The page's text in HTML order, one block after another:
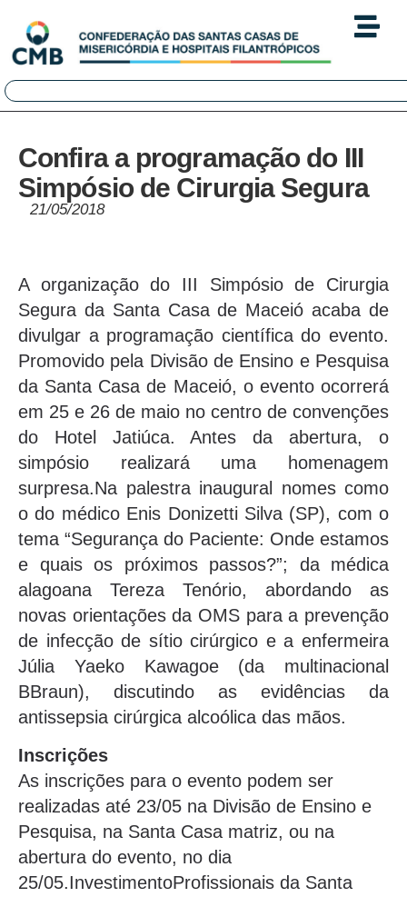
Confira a programação do III
Simpósio de Cirurgia Segura
21/05/2018
A organização do III Simpósio de Cirurgia
Segura da Santa Casa de Maceió acaba de
divulgar a programação científica do evento.
Promovido pela Divisão de Ensino e Pesquisa
da Santa Casa de Maceió, o evento ocorrerá
em 25 e 26 de maio no centro de convenções
do Hotel Jatiúca. Antes da abertura, o
simpósio realizará uma homenagem
surpresa.Na palestra inaugural nomes como
o do médico Enis Donizetti Silva (SP), com o
tema “Segurança do Paciente: Onde estamos
e quais os próximos passos?”; da médica
alagoana Tereza Tenório, abordando as
novas orientações da OMS para a prevenção
de infecção de sítio cirúrgico e a enfermeira
Júlia Yaeko Kawagoe (da multinacional
BBraun), discutindo as evidências da
antissepsia cirúrgica alcoólica das mãos.
Inscrições
As inscrições para o evento podem ser
realizadas até 23/05 na Divisão de Ensino e
Pesquisa, na Santa Casa matriz, ou na
abertura do evento, no dia
25/05.InvestimentoProfissionais da Santa